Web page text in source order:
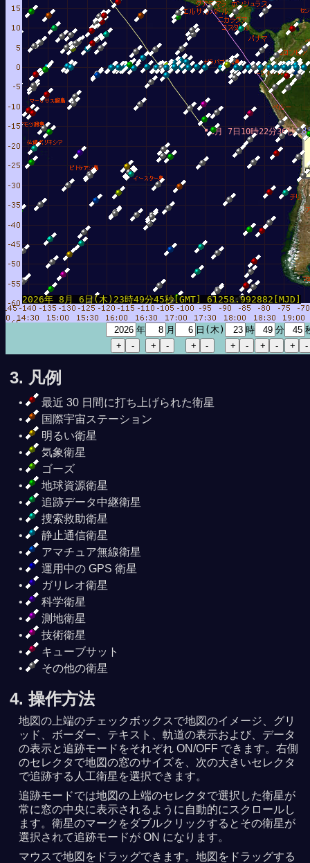
8
8月 7日10時22分36秒
2026年 8月 6日(木)23時49分45秒[GMT] 61258.992882[MJD]
年 月 日(木) 時 分
3. 凡例
最近 30 日間に打ち上げられた衛星
国際宇宙ステーション
明るい衛星
気象衛星
ゴーズ
地球資源衛星
追跡データ中継衛星
捜索救助衛星
静止通信衛星
アマチュア無線衛星
運用中の GPS 衛星
ガリレオ衛星
科学衛星
測地衛星
技術衛星
キューブサット
その他の衛星
4. 操作方法
地図の上端のチェックボックスで地図のイメージ、グリ
ッド、ボーダー、テキスト、軌道の表示および、データ
の表示と追跡モードをそれぞれ ON/OFF できます。右側
のセレクタで地図の窓のサイズを、次の大きいセレクタ
で追跡する人工衛星を選択できます。
追跡モードでは地図の上端のセレクタで選択した衛星が
常に窓の中央に表示されるように自動的にスクロールし
ます。衛星のマークをダブルクリックするとその衛星が
選択されて追跡モードが ON になります。
マウスで地図をドラッグできます。地図をドラッグする